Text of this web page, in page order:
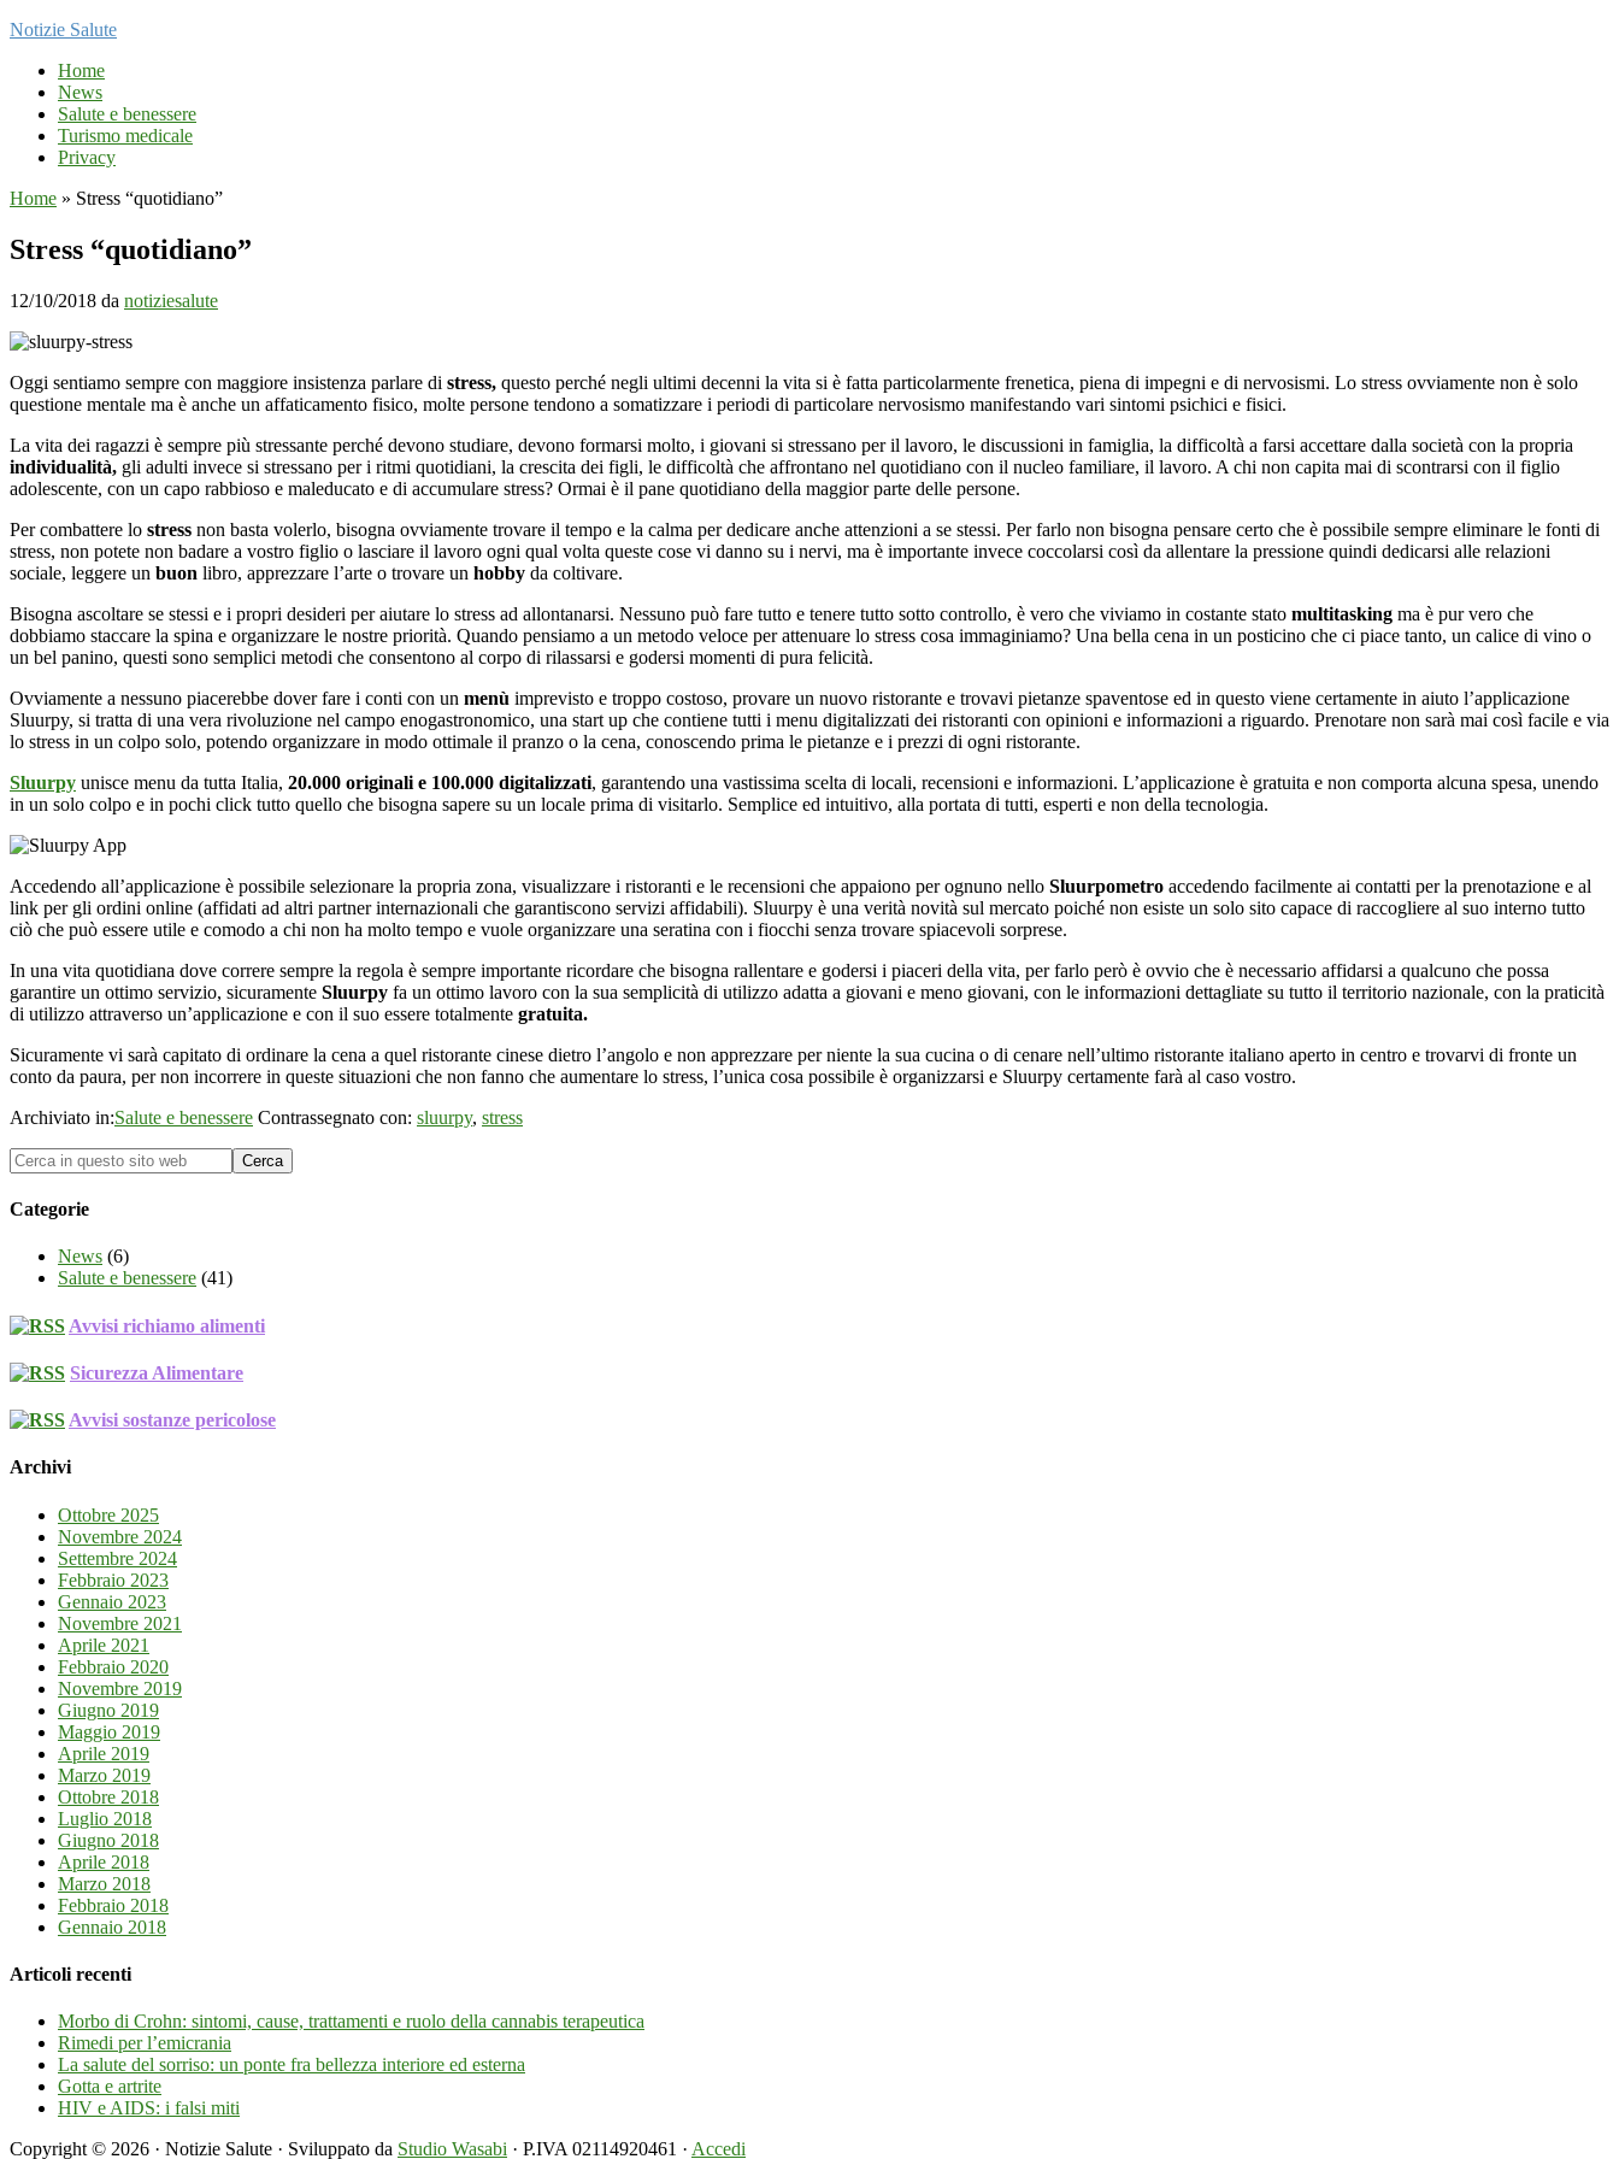
Notizie Salute
Home
News
Salute e benessere
Turismo medicale
Privacy
Home » Stress “quotidiano”
Stress “quotidiano”
12/10/2018 da notiziesalute
Oggi sentiamo sempre con maggiore insistenza parlare di stress, questo perché negli ultimi decenni la vita si è fatta particolarmente frenetica, piena di impegni e di nervosismi. Lo stress ovviamente non è solo
questione mentale ma è anche un affaticamento fisico, molte persone tendono a somatizzare i periodi di particolare nervosismo manifestando vari sintomi psichici e fisici.
La vita dei ragazzi è sempre più stressante perché devono studiare, devono formarsi molto, i giovani si stressano per il lavoro, le discussioni in famiglia, la difficoltà a farsi accettare dalla società con la propria
individualità, gli adulti invece si stressano per i ritmi quotidiani, la crescita dei figli, le difficoltà che affrontano nel quotidiano con il nucleo familiare, il lavoro. A chi non capita mai di scontrarsi con il figlio
adolescente, con un capo rabbioso e maleducato e di accumulare stress? Ormai è il pane quotidiano della maggior parte delle persone.
Per combattere lo stress non basta volerlo, bisogna ovviamente trovare il tempo e la calma per dedicare anche attenzioni a se stessi. Per farlo non bisogna pensare certo che è possibile sempre eliminare le fonti di
stress, non potete non badare a vostro figlio o lasciare il lavoro ogni qual volta queste cose vi danno su i nervi, ma è importante invece coccolarsi così da allentare la pressione quindi dedicarsi alle relazioni
sociale, leggere un buon libro, apprezzare l’arte o trovare un hobby da coltivare.
Bisogna ascoltare se stessi e i propri desideri per aiutare lo stress ad allontanarsi. Nessuno può fare tutto e tenere tutto sotto controllo, è vero che viviamo in costante stato multitasking ma è pur vero che
dobbiamo staccare la spina e organizzare le nostre priorità. Quando pensiamo a un metodo veloce per attenuare lo stress cosa immaginiamo? Una bella cena in un posticino che ci piace tanto, un calice di vino o
un bel panino, questi sono semplici metodi che consentono al corpo di rilassarsi e godersi momenti di pura felicità.
Ovviamente a nessuno piacerebbe dover fare i conti con un menù imprevisto e troppo costoso, provare un nuovo ristorante e trovavi pietanze spaventose ed in questo viene certamente in aiuto l’applicazione
Sluurpy, si tratta di una vera rivoluzione nel campo enogastronomico, una start up che contiene tutti i menu digitalizzati dei ristoranti con opinioni e informazioni a riguardo. Prenotare non sarà mai così facile e via
lo stress in un colpo solo, potendo organizzare in modo ottimale il pranzo o la cena, conoscendo prima le pietanze e i prezzi di ogni ristorante.
Sluurpy unisce menu da tutta Italia, 20.000 originali e 100.000 digitalizzati, garantendo una vastissima scelta di locali, recensioni e informazioni. L’applicazione è gratuita e non comporta alcuna spesa, unendo
in un solo colpo e in pochi click tutto quello che bisogna sapere su un locale prima di visitarlo. Semplice ed intuitivo, alla portata di tutti, esperti e non della tecnologia.
Accedendo all’applicazione è possibile selezionare la propria zona, visualizzare i ristoranti e le recensioni che appaiono per ognuno nello Sluurpometro accedendo facilmente ai contatti per la prenotazione e al
link per gli ordini online (affidati ad altri partner internazionali che garantiscono servizi affidabili). Sluurpy è una verità novità sul mercato poiché non esiste un solo sito capace di raccogliere al suo interno tutto
ciò che può essere utile e comodo a chi non ha molto tempo e vuole organizzare una seratina con i fiocchi senza trovare spiacevoli sorprese.
In una vita quotidiana dove correre sempre la regola è sempre importante ricordare che bisogna rallentare e godersi i piaceri della vita, per farlo però è ovvio che è necessario affidarsi a qualcuno che possa
garantire un ottimo servizio, sicuramente Sluurpy fa un ottimo lavoro con la sua semplicità di utilizzo adatta a giovani e meno giovani, con le informazioni dettagliate su tutto il territorio nazionale, con la praticità
di utilizzo attraverso un’applicazione e con il suo essere totalmente gratuita.
Sicuramente vi sarà capitato di ordinare la cena a quel ristorante cinese dietro l’angolo e non apprezzare per niente la sua cucina o di cenare nell’ultimo ristorante italiano aperto in centro e trovarvi di fronte un
conto da paura, per non incorrere in queste situazioni che non fanno che aumentare lo stress, l’unica cosa possibile è organizzarsi e Sluurpy certamente farà al caso vostro.
Archiviato in:Salute e benessere Contrassegnato con: sluurpy, stress
Categorie
News (6)
Salute e benessere (41)
Avvisi richiamo alimenti
Sicurezza Alimentare
Avvisi sostanze pericolose
Archivi
Ottobre 2025
Novembre 2024
Settembre 2024
Febbraio 2023
Gennaio 2023
Novembre 2021
Aprile 2021
Febbraio 2020
Novembre 2019
Giugno 2019
Maggio 2019
Aprile 2019
Marzo 2019
Ottobre 2018
Luglio 2018
Giugno 2018
Aprile 2018
Marzo 2018
Febbraio 2018
Gennaio 2018
Articoli recenti
Morbo di Crohn: sintomi, cause, trattamenti e ruolo della cannabis terapeutica
Rimedi per l’emicrania
La salute del sorriso: un ponte fra bellezza interiore ed esterna
Gotta e artrite
HIV e AIDS: i falsi miti
Copyright © 2026 · Notizie Salute · Sviluppato da Studio Wasabi · P.IVA 02114920461 · Accedi